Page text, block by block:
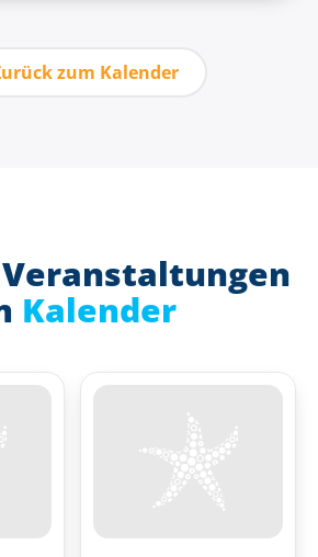
zum Kalender
Kalender